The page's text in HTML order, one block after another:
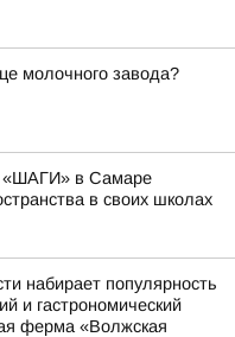
молочного завода?
«ШАГИ» в Самаре
в своих школах
набирает популярность
и гастрономический
ферма «Волжская